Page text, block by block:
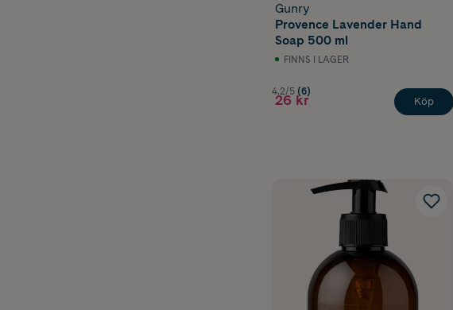
Gunry
Provence Lavender Hand
Soap 500 ml
FINNS I LAGER
4.2/5 (6)
26 kr Köp